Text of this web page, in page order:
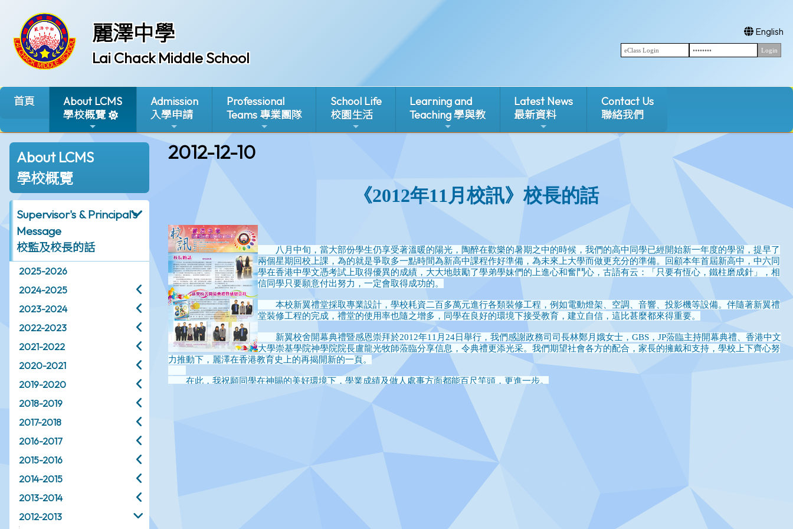
麗澤中學
Lai Chack Middle School
English
首頁
About LCMS
學校概覽
Admission
入學申請
Professional
Teams 專業團隊
School Life
校園生活
Learning and
Teaching 學與教
Latest News
最新資料
Contact Us
聯絡我們
About LCMS
學校概覽
Supervisor's & Principal's
Message
校監及校長的話
2025-2026
2024-2025
2023-2024
2022-2023
2021-2022
2020-2021
2019-2020
2018-2019
2017-2018
2016-2017
2015-2016
2014-2015
2013-2014
2012-2013
2012-12-10